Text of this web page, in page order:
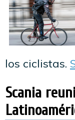
los ciclistas.
Scania